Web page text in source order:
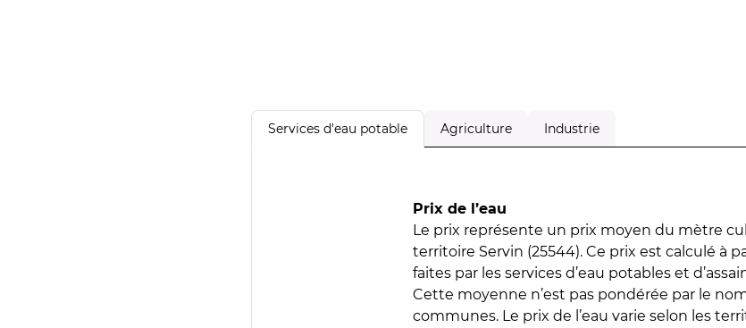
Services d'eau potable Agriculture Industrie
Prix de l’eau
Le prix représente un prix moyen du mètre
territoire Servin (25544). Ce prix est calculé à
faites par les services d’eau potables et
Cette moyenne n’est pas pondérée par le
communes. Le prix de l’eau varie selon les